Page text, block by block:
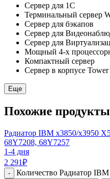
Сервер для 1С
Терминальный сервер
Сервер для бэкапов
Сервер для
Сервер для
Мощный 4-х
Компактный сервер
Сервер в корпусе Tower
Еще
Похожие продукты
Радиатор IBM x3850/x3950
68Y7208, 68Y7257
1-4 дня
2 291₽
- Количество Радиатор